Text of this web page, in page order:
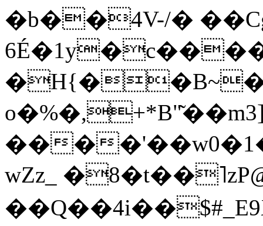
�b��4V-/�
o�%�,+*B"͂��m٭��[3W�a��������f��jl��l�z��,�3���
���
wZz_